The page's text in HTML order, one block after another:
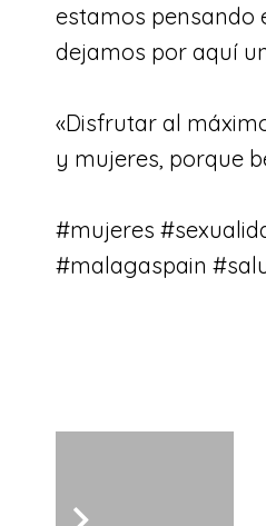
estamos pensando
dejamos por aquí
«Disfrutar al
y mujeres, porque
#mujeres
#malagaspain